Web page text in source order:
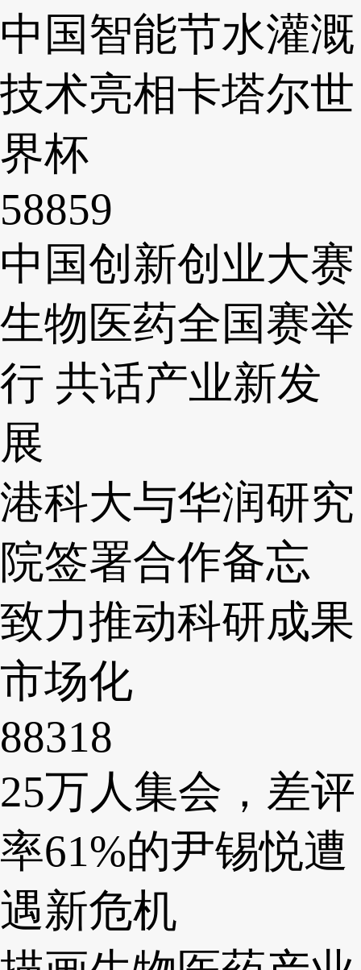
中国智能节水灌溉
技术亮相卡塔尔世
界杯
58859
中国创新创业大赛
生物医药全国赛举
行 共话产业新发
展
港科大与华润研究
院签署合作备忘
致力推动科研成果
市场化
88318
25万人集会，差评
率61%的尹锡悦遭
遇新危机